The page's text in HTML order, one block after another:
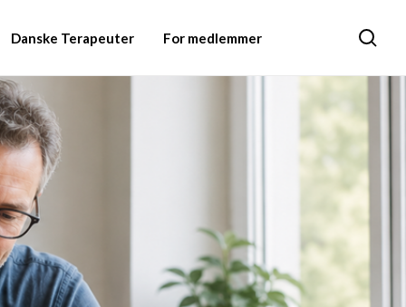
Danske Terapeuter For medlemmer
Søg